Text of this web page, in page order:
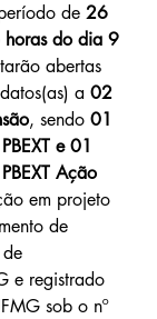
de 26
horas do dia 9
abertas
a 02
, sendo 01
e 01
Ação
em projeto
de
e registrado
sob o nº